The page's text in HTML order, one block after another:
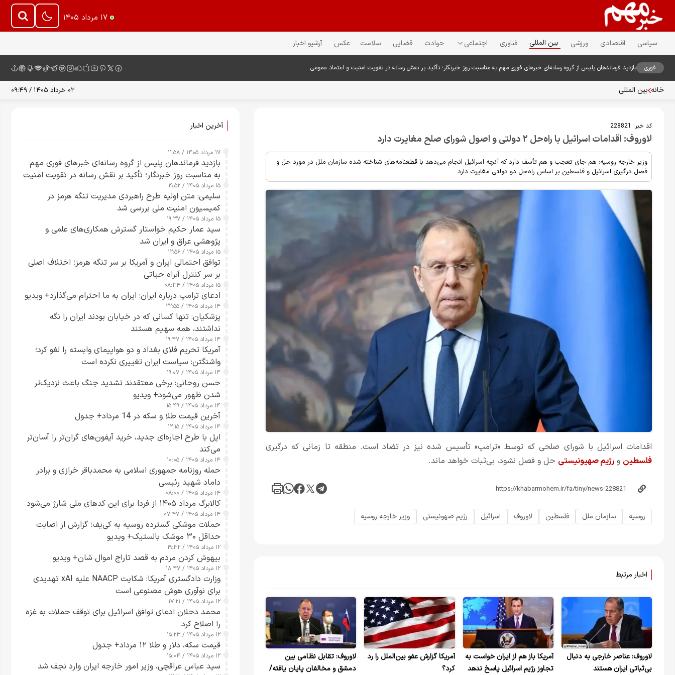
۱۷ مرداد ۱۴۰۵
سیاسی اقتصادی ورزشی بین المللی فناوری اجتماعی حوادث قضایی سلامت عکس آرشیو اخبار
فوری بازدید فرماندهان پلیس از گروه رسانه‌ای خبرهای فوری مهم به مناسبت روز خبرنگار؛ تأکید بر نقش رسانه در تقویت امنیت و اعتماد عمومی
خانه بین المللی ۰۲ خرداد ۱۴۰۵ / ۰۹:۴۹
کد خبر: 228821
لاوروف: اقدامات اسرائیل با راه‌حل ۲ دولتی و اصول شورای صلح مغایرت دارد
وزیر خارجه روسیه: هم جای تعجب و هم تأسف دارد که آنچه اسرائیل انجام می‌دهد با قطعنامه‌های شناخته شده سازمان ملل در مورد حل و
فصل درگیری اسرائیل و فلسطین بر اساس راه‌حل دو دولتی مغایرت دارد.
اقدامات اسرائیل با شورای صلحی که توسط «ترامپ» تأسیس شده نیز در تضاد است. منطقه تا زمانی که درگیری
فلسطین و رژیم صهیونیستی حل و فصل نشود، بی‌ثبات خواهد ماند.
روسیه سازمان ملل فلسطین لاوروف اسرائیل رژیم صهونیستی وزیر خارجه روسیه
اخبار مرتبط
لاوروف: عناصر خارجی به دنبال
بی‌ثباتی ایران هستند
آمریکا باز هم از ایران خواست به
تجاوز رژیم اسرائیل پاسخ ندهد
آمریکا گزارش عفو بین‌الملل را رد
کرد؟
لاوروف: تقابل نظامی بین
دمشق و مخالفان پایان یافته/
آخرین اخبار
۱۷ مرداد ۱۴۰۵ / ۱۱:۵۸
بازدید فرماندهان پلیس از گروه رسانه‌ای خبرهای فوری مهم
به مناسبت روز خبرنگار؛ تأکید بر نقش رسانه در تقویت امنیت
و اعتماد عمومی
۱۵ مرداد ۱۴۰۵ / ۱۹:۵۲
سلیمی: متن اولیه طرح راهبردی مدیریت تنگه هرمز در
کمیسیون امنیت ملی بررسی شد
۱۵ مرداد ۱۴۰۵ / ۱۹:۳۷
سید عمار حکیم خواستار گسترش همکاری‌های علمی و
پژوهشی عراق و ایران شد
۱۵ مرداد ۱۴۰۵ / ۱۲:۵۶
توافق احتمالی ایران و آمریکا بر سر تنگه هرمز؛ اختلاف اصلی
بر سر کنترل آبراه حیاتی
۱۵ مرداد ۱۴۰۵ / ۰۸:۳۴
ادعای ترامپ درباره ایران: ایران به ما احترام می‌گذارد+ ویدیو
۱۴ مرداد ۱۴۰۵ / ۲۲:۵۵
پزشکیان: تنها کسانی که در خیابان بودند ایران را نگه
نداشتند، همه سهیم هستند
۱۴ مرداد ۱۴۰۵ / ۱۹:۴۷
آمریکا تحریم فلای بغداد و دو هواپیمای وابسته را لغو کرد؛
واشنگتن: سیاست ایران تغییری نکرده است
۱۴ مرداد ۱۴۰۵ / ۱۹:۰۷
حسن روحانی: برخی معتقدند تشدید جنگ باعث نزدیک‌تر
شدن ظهور می‌شود+ ویدیو
۱۴ مرداد ۱۴۰۵ / ۱۵:۴۹
آخرین قیمت طلا و سکه در 14 مرداد+ جدول
۱۴ مرداد ۱۴۰۵ / ۱۲:۱۵
اپل با طرح اجاره‌ای جدید، خرید آیفون‌های گران‌تر را آسان‌تر
می‌کند
۱۴ مرداد ۱۴۰۵ / ۱۰:۰۵
حمله روزنامه جمهوری اسلامی به محمدباقر خرازی و برادر
داماد شهید رئیسی
۱۴ مرداد ۱۴۰۵ / ۰۸:۰۰
کالابرگ مرداد ۱۴۰۵ از فردا برای این کدهای ملی شارژ می‌شود
۱۴ مرداد ۱۴۰۵ / ۰۷:۴۷
حملات موشکی گسترده روسیه به کی‌یف؛ گزارش از اصابت
حداقل ۳۰ موشک بالستیک+ ویدیو
۱۲ مرداد ۱۴۰۵ / ۱۹:۳۲
بیهوش کردن مردم به قصد تاراج اموال شان+ ویدیو
۱۲ مرداد ۱۴۰۵ / ۱۸:۴۷
وزارت دادگستری آمریکا: شکایت NAACP علیه xAI تهدیدی
برای نوآوری هوش مصنوعی است
۱۲ مرداد ۱۴۰۵ / ۱۷:۲۱
محمد دحلان ادعای توافق اسرائیل برای توقف حملات به غزه
را اصلاح کرد
۱۲ مرداد ۱۴۰۵ / ۱۵:۲۳
قیمت سکه، دلار و طلا ۱۲ مرداد+ جدول
۱۲ مرداد ۱۴۰۵ / ۱۵:۰۴
سید عباس عراقچی، وزیر امور خارجه ایران وارد نجف شد